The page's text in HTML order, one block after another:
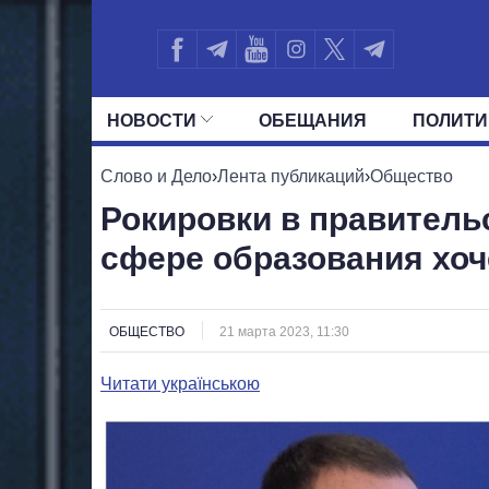
НОВОСТИ ОБЕЩАНИЯ
ВСЕ ПОЛИТИКИ ПРЕЗИДЕНТ И
Слово и Дело›Лента публикаций›Общество
Рокировки в
сфере образования
ОБЩЕСТВО 21 марта 2023, 11:30
Читати українською